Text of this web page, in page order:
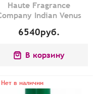
Haute Fragrance
Indian Venus
6540руб.
В корзину
Нет в наличии